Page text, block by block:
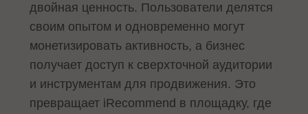
двойная ценность. Пользователи делятся
своим опытом и одновременно могут
монетизировать активность, а бизнес
получает доступ к сверхточной аудитории
и инструментам для продвижения. Это
превращает iRecommend в площадку, где